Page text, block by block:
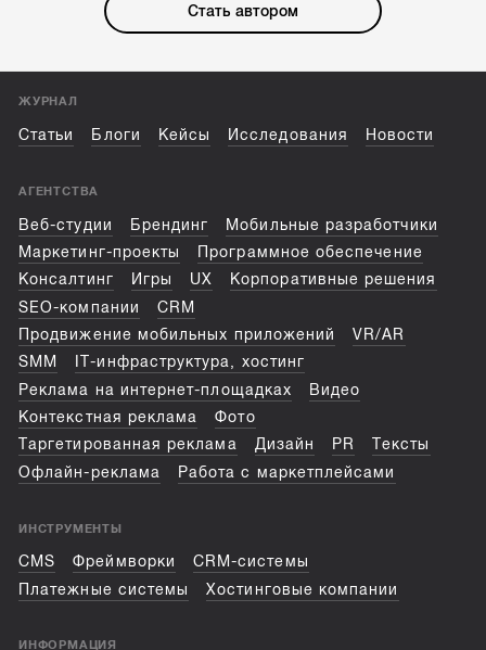
Стать автором
ЖУРНАЛ
Статьи Блоги Кейсы Исследования Новости
АГЕНТСТВА
Веб-студии Брендинг
Мобильные разработчики
Маркетинг-проекты
Программное обеспечение
Консалтинг
Игры UX
Корпоративные решения
SEO-компании
CRM
Продвижение мобильных приложений
VR/AR
SMM
IT-инфраструктура, хостинг
Реклама на интернет-площадках
Видео
Контекстная реклама
Фото
Таргетированная реклама
Дизайн PR
Тексты
Офлайн-реклама
Работа с маркетплейсами
ИНСТРУМЕНТЫ
CMS Фреймворки
CRM-системы
Платежные системы
Хостинговые компании
ИНФОРМАЦИЯ